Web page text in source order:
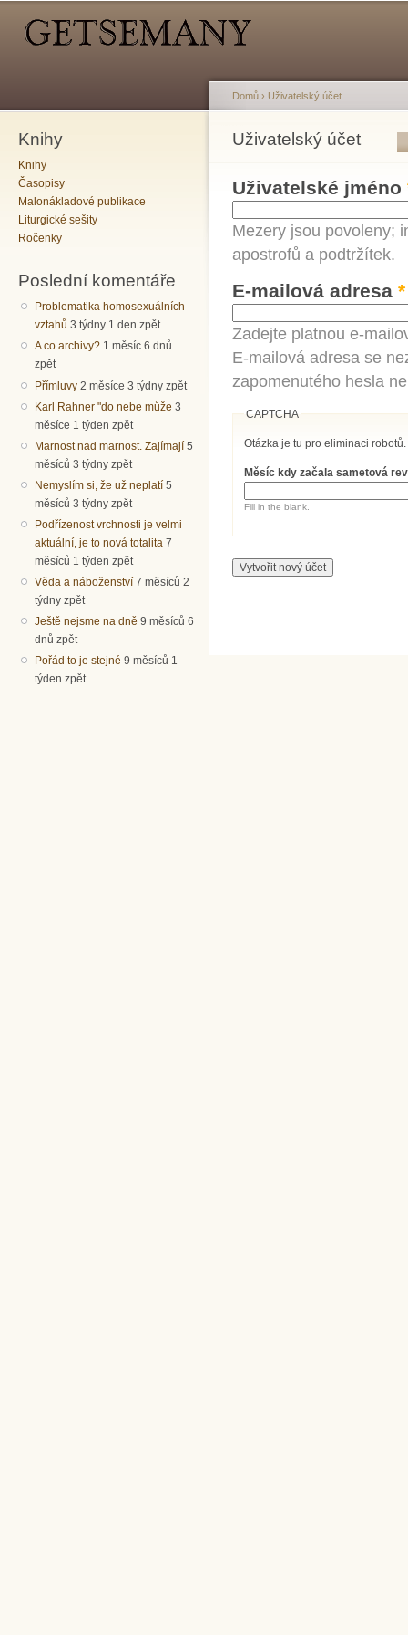
Knihy
Knihy
Časopisy
Malonákladové publikace
Liturgické sešity
Ročenky
Poslední komentáře
Problematika homosexuálních
vztahů 3 týdny 1 den zpět
A co archivy? 1 měsíc 6 dnů
zpět
Přímluvy 2 měsíce 3 týdny zpět
Karl Rahner "do nebe může 3
měsíce 1 týden zpět
Marnost nad marnost. Zajímají 5
měsíců 3 týdny zpět
Nemyslím si, že už neplatí 5
měsíců 3 týdny zpět
Podřízenost vrchnosti je velmi
aktuální, je to nová totalita 7
měsíců 1 týden zpět
Věda a náboženství 7 měsíců 2
týdny zpět
Ještě nejsme na dně 9 měsíců 6
dnů zpět
Pořád to je stejné 9 měsíců 1
týden zpět
Jste zde
Domů › Uživatelský účet
Uživatelský účet
Hlavní záložky
Uživatelské jméno
Mezery jsou povoleny;
apostrofů a podtržítek.
E-mailová adresa *
Zadejte platnou e-
E-mailová adresa se
zapomenutého hesla
CAPTCHA
Otázka je tu pro eliminaci robotů.
Měsíc kdy začala sametová
Fill in the blank.